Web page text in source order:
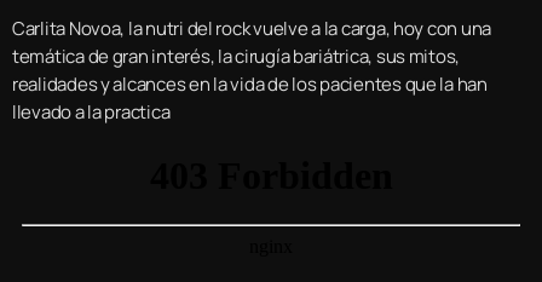
Carlita Novoa, la nutri del rock vuelve a la carga, hoy con una
temática de gran interés, la cirugía bariátrica, sus mitos,
realidades y alcances en la vida de los pacientes que la han
llevado a la practica